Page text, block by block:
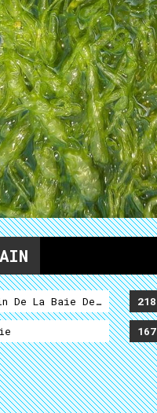
De La Baie De Turlututu
218
167